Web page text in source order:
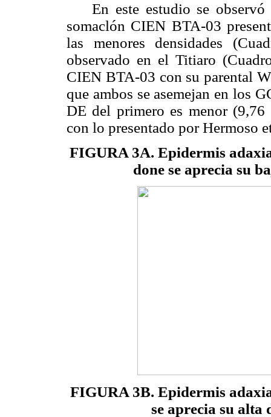
En este estudio se observó
somaclón CIEN BTA-03
las menores densidades
observado en el Titiaro
CIEN BTA-03 con su parental
que ambos se asemejan en los
DE del primero es menor (9,76
con lo presentado por Hermoso
FIGURA 3A. Epidermis
done se aprecia su
FIGURA 3B. Epidermis
se aprecia su alta